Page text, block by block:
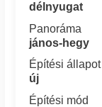
délnyugat
Panoráma
jános-hegy
Építési állapot
új
Építési mód